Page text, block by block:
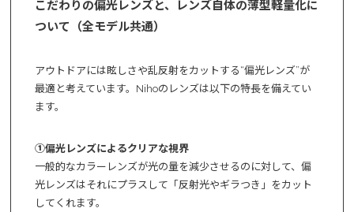
こだわりの偏光レンズと、レンズ自体の薄型軽量化に
ついて（全モデル共通）
アウトドアには眩しさや乱反射をカットする“偏光レンズ”が
最適と考えています。Nihoのレンズは以下の特長を備えてい
ます。
①偏光レンズによるクリアな視界
一般的なカラーレンズが光の量を減少させるのに対して、偏
光レンズはそれにプラスして「反射光やギラつき」をカット
してくれます。